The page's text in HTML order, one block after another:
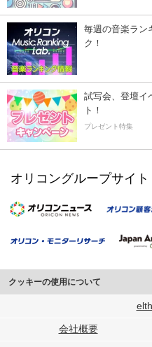
毎週の音楽ラン
ク！
試写会、登壇イ
ト！
プレゼント特集
オリコングループサイト
クッキーの使用について
このサイトでは Cookie を使用して
行っています。会社概要